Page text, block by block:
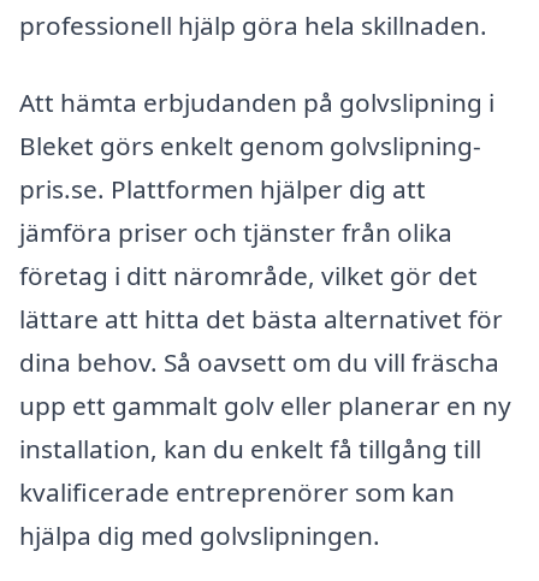
professionell hjälp göra hela skillnaden.
Att hämta erbjudanden på golvslipning i
Bleket görs enkelt genom golvslipning-
pris.se. Plattformen hjälper dig att
jämföra priser och tjänster från olika
företag i ditt närområde, vilket gör det
lättare att hitta det bästa alternativet för
dina behov. Så oavsett om du vill fräscha
upp ett gammalt golv eller planerar en ny
installation, kan du enkelt få tillgång till
kvalificerade entreprenörer som kan
hjälpa dig med golvslipningen.